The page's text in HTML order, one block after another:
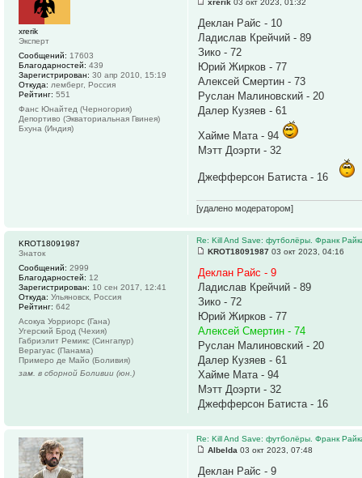
xrerik 03 окт 2023, 01:32
Деклан Райс - 10
Ладислав Крейчий - 89
Зико - 72
Юрий Жирков - 77
Алексей Смертин - 73
Руслан Малиновский - 20
Далер Кузяев - 61
Хайме Мата - 94
Мэтт Доэрти - 32
Джефферсон Батиста - 16
[удалено модератором]
xrerik
Эксперт
Сообщений: 17603
Благодарностей: 439
Зарегистрирован: 30 апр 2010, 15:19
Откуда: лемберг, Россия
Рейтинг: 551
Фанс Юнайтед (Черногория)
Депортиво (Экваториальная Гвинея)
Бхуна (Индия)
Re: Kill And Save: футболёры. Франк
KROT18091987 03 окт 2023, 04:16
Деклан Райс - 9
Ладислав Крейчий - 89
Зико - 72
Юрий Жирков - 77
Алексей Смертин - 74
Руслан Малиновский - 20
Далер Кузяев - 61
Хайме Мата - 94
Мэтт Доэрти - 32
Джефферсон Батиста - 16
KROT18091987
Знаток
Сообщений: 2999
Благодарностей: 12
Зарегистрирован: 10 сен 2017, 12:41
Откуда: Ульяновск, Россия
Рейтинг: 642
Асокуа Уорриорс (Гана)
Угерский Брод (Чехия)
Габриэлит Ремикс (Сингапур)
Верагуас (Панама)
Примеро де Майо (Боливия)
зам. в сборной Боливии (юн.)
Re: Kill And Save: футболёры. Франк
Albelda 03 окт 2023, 07:48
Деклан Райс - 9